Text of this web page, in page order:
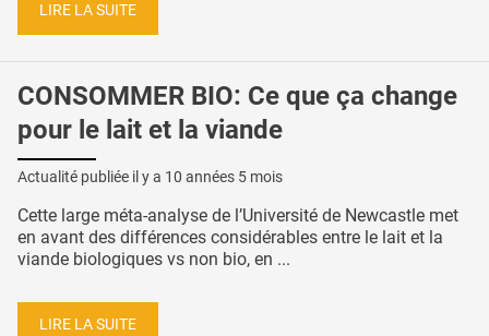
LIRE LA SUITE
CONSOMMER BIO: Ce que ça change
pour le lait et la viande
Actualité publiée il y a 10 années 5 mois
Cette large méta-analyse de l’Université de Newcastle met
en avant des différences considérables entre le lait et la
viande biologiques vs non bio, en ...
LIRE LA SUITE